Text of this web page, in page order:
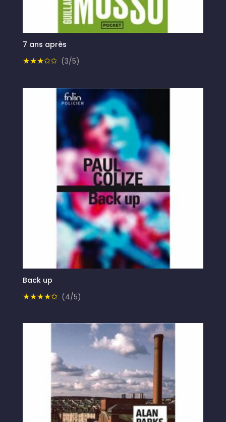
7 ans après
★★★✩✩ (3/5)
Back up
★★★★✩ (4/5)